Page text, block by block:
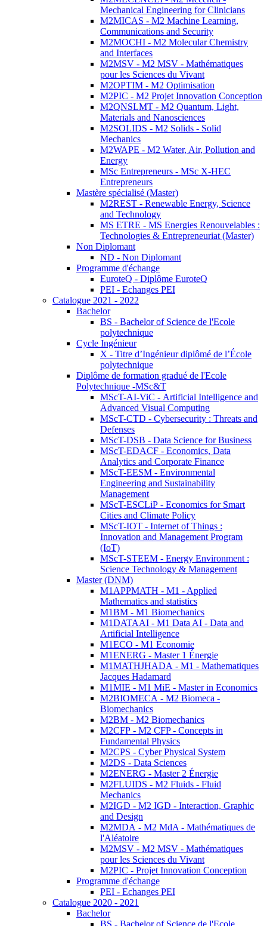
Mechanical Engineering for Clinicians
M2MICAS - M2 Machine Learning,
Communications and Security
M2MOCHI - M2 Molecular Chemistry
and Interfaces
M2MSV - M2 MSV - Mathématiques
pour les Sciences du Vivant
M2OPTIM - M2 Optimisation
M2PIC - M2 Projet Innovation Conception
M2QNSLMT - M2 Quantum, Light,
Materials and Nanosciences
M2SOLIDS - M2 Solids - Solid
Mechanics
M2WAPE - M2 Water, Air, Pollution and
Energy
MSc Entrepreneurs - MSc X-HEC
Entrepreneurs
Mastère spécialisé (Master)
M2REST - Renewable Energy, Science
and Technology
MS ETRE - MS Energies Renouvelables :
Technologies & Entrepreneuriat (Master)
Non Diplomant
ND - Non Diplomant
Programme d'échange
EuroteQ - Diplôme EuroteQ
PEI - Echanges PEI
Catalogue 2021 - 2022
Bachelor
BS - Bachelor of Science de l'Ecole
polytechnique
Cycle Ingénieur
X - Titre d’Ingénieur diplômé de l’École
polytechnique
Diplôme de formation gradué de l'Ecole
Polytechnique -MSc&T
MScT-AI-ViC - Artificial Intelligence and
Advanced Visual Computing
MScT-CTD - Cybersecurity : Threats and
Defenses
MScT-DSB - Data Science for Business
MScT-EDACF - Economics, Data
Analytics and Corporate Finance
MScT-EESM - Environmental
Engineering and Sustainability
Management
MScT-ESCLiP - Economics for Smart
Cities and Climate Policy
MScT-IOT - Internet of Things :
Innovation and Management Program
(IoT)
MScT-STEEM - Energy Environment :
Science Technology & Management
Master (DNM)
M1APPMATH - M1 - Applied
Mathematics and statistics
M1BM - M1 Biomechanics
M1DATAAI - M1 Data AI - Data and
Artificial Intelligence
M1ECO - M1 Economie
M1ENERG - Master 1 Énergie
M1MATHJHADA - M1 - Mathematiques
Jacques Hadamard
M1MIE - M1 MiE - Master in Economics
M2BIOMECA - M2 Biomeca -
Biomechanics
M2BM - M2 Biomechanics
M2CFP - M2 CFP - Concepts in
Fundamental Physics
M2CPS - Cyber Physical System
M2DS - Data Sciences
M2ENERG - Master 2 Énergie
M2FLUIDS - M2 Fluids - Fluid
Mechanics
M2IGD - M2 IGD - Interaction, Graphic
and Design
M2MDA - M2 MdA - Mathématiques de
l'Aléatoire
M2MSV - M2 MSV - Mathématiques
pour les Sciences du Vivant
M2PIC - Projet Innovation Conception
Programme d'échange
PEI - Echanges PEI
Catalogue 2020 - 2021
Bachelor
BS - Bachelor of Science de l'Ecole